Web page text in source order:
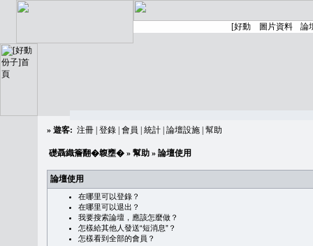
» 遊客: 注冊 登錄 會員 統計 論壇設施 幫助
礎聶織簷翻�䪖壅� » 幫助 » 論壇使用
論壇使用
在哪里可以登錄？
在哪里可以退出？
我要搜索論壇，應該怎麼做？
怎樣給其他人發送“短消息”？
怎樣看到全部的會員？